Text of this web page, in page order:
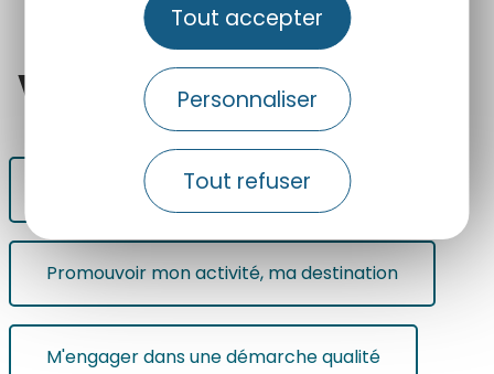
Tout accepter
Personnaliser
Tout refuser
Voir également
Le widget itinéraires
Promouvoir mon activité, ma destination
M'engager dans une démarche qualité